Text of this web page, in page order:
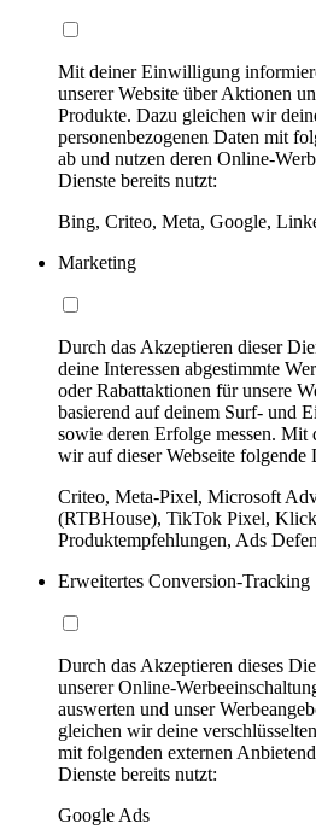
Mit deiner Einwilligung
unserer Website über Aktionen
Produkte. Dazu gleichen wir
personenbezogenen Daten mit
ab und nutzen deren Online-
Dienste bereits nutzt:
Bing, Criteo, Meta, Google,
Marketing
Durch das Akzeptieren dieser
deine Interessen abgestimmte
oder Rabattaktionen für unsere
basierend auf deinem Surf- und
sowie deren Erfolge messen.
wir auf dieser Webseite folgende
Criteo, Meta-Pixel, Microsoft
(RTBHouse), TikTok Pixel,
Produktempfehlungen, Ads
Erweitertes Conversion-Tracking
Durch das Akzeptieren dieses
unserer Online-
auswerten und unser
gleichen wir deine
mit folgenden externen
Dienste bereits nutzt:
Google Ads